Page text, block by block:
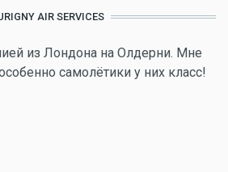
AIR SERVICES
из Лондона на Олдерни. Мне
самолётики у них класс!